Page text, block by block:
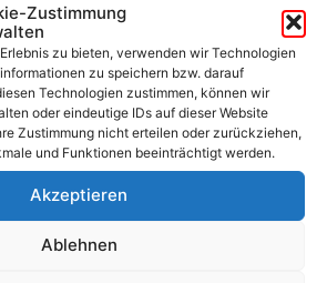
Zustimmung
zu bieten, verwenden wir Technologien
zu speichern bzw. darauf
Technologien zustimmen, können wir
oder eindeutige IDs auf dieser Website
Zustimmung nicht erteilen oder zurückziehen,
und Funktionen beeinträchtigt werden.
Akzeptieren
Ablehnen